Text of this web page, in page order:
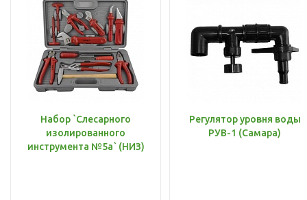
Набор `Слесарного
изолированного
инструмента №5а` (НИЗ)
Регулятор уровня воды
РУВ-1 (Самара)